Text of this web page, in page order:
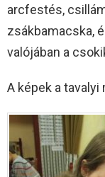
arcfestés,
zsákbamacska,
valójában a
A képek a